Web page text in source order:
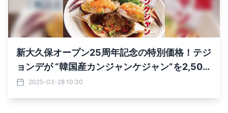
新大久保オープン25周年記念の特別価格！テジ
ョンデが “韓国産カンジャンケジャン”を2,500
円(税込2,750円)で発売！
2025-03-28 10:30